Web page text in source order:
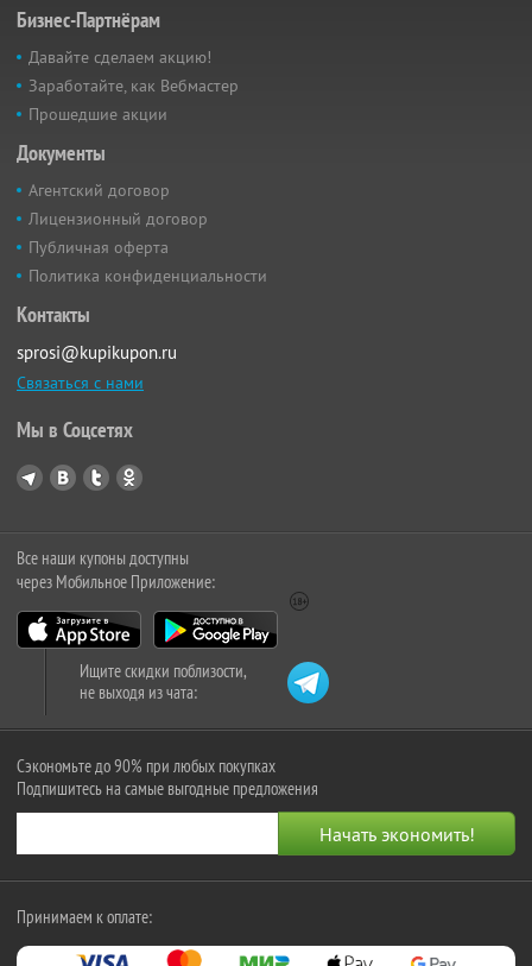
Бизнес-Партнёрам
Давайте сделаем акцию!
Заработайте, как Вебмастер
Прошедшие акции
Документы
Агентский договор
Лицензионный договор
Публичная оферта
Политика конфиденциальности
Контакты
sprosi@kupikupon.ru
Связаться с нами
Мы в Соцсетях
Все наши купоны доступны
через Мобильное Приложение:
Ищите скидки поблизости,
не выходя из чата:
Сэкономьте до 90% при любых покупках
Подпишитесь на самые выгодные предложения
Принимаем к оплате: